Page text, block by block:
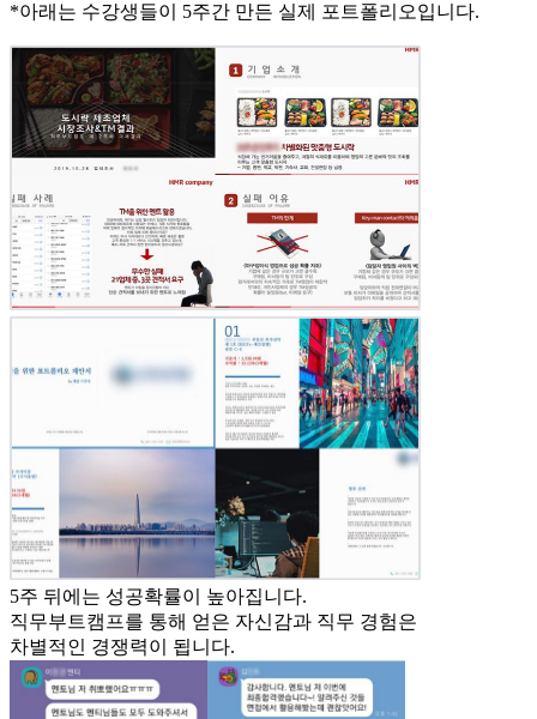
*아래는 수강생들이 5주간 만든 실제 포트폴리오입니다.
5주 뒤에는 성공확률이 높아집니다.
직무부트캠프를 통해 얻은 자신감과 직무 경험은
차별적인 경쟁력이 됩니다.